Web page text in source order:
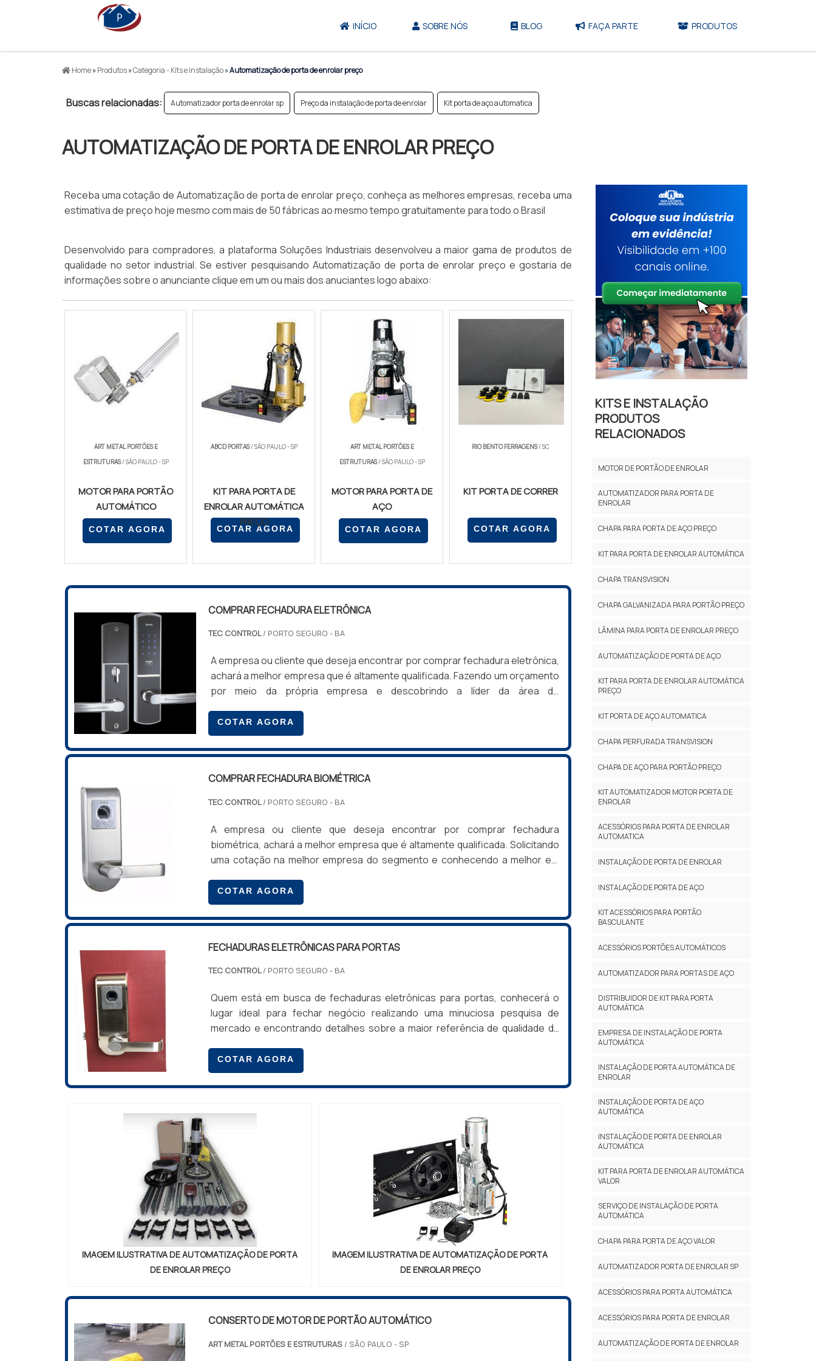
INÍCIO SOBRE NÓS BLOG FAÇA PARTE PRODUTOS
Home»Produtos»Categoria - Kits e Instalação»Automatização de porta de enrolar preço
Buscas relacionadas: Automatizador porta de enrolar sp Preço da instalação de porta de enrolar Kit porta de aço automatica
AUTOMATIZAÇÃO DE PORTA DE ENROLAR PREÇO
Receba uma cotação de Automatização de porta de enrolar preço, conheça as melhores empresas, receba uma
estimativa de preço hoje mesmo com mais de 50 fábricas ao mesmo tempo gratuitamente para todo o Brasil
Desenvolvido para compradores, a plataforma Soluções Industriais desenvolveu a maior gama de produtos de
qualidade no setor industrial. Se estiver pesquisando Automatização de porta de enrolar preço e gostaria de
informações sobre o anunciante clique em um ou mais dos anuciantes logo abaixo:
ART METAL PORTÕES E
ESTRUTURAS/ SÃO PAULO - SP
MOTOR PARA PORTÃO
AUTOMÁTICO
COTAR AGORA
ABCD PORTAS/ SÃO PAULO - SP
KIT PARA PORTA DE
ENROLAR AUTOMÁTICA
PREÇO
COTAR AGORA
ART METAL PORTÕES E
ESTRUTURAS/ SÃO PAULO - SP
MOTOR PARA PORTA DE
AÇO
COTAR AGORA
RIO BENTO FERRAGENS/ SC
KIT PORTA DE CORRER
COTAR AGORA
COMPRAR FECHADURA ELETRÔNICA
TEC CONTROL/ PORTO SEGURO - BA
A empresa ou cliente que deseja encontrar por comprar fechadura eletrônica,
achará a melhor empresa que é altamente qualificada. Fazendo um orçamento
por meio da própria empresa e descobrindo a líder da área de
profissionais da Tec Control irá encontrar ótima qualidade com solução
completa para equipar o apartamento do hotel.INFORMAÇÕES SOBRE
COMPRAR FECHADURA ELETRÔNICAA T...
COTAR AGORA
COMPRAR FECHADURA BIOMÉTRICA
TEC CONTROL/ PORTO SEGURO - BA
A empresa ou cliente que deseja encontrar por comprar fechadura
biométrica, achará a melhor empresa que é altamente qualificada. Solicitando
uma cotação na melhor empresa do segmento e conhecendo a melhor em
BIOMÉTRICASe alguém quer achar comprar fechadura biométrica em uma
empresa comprometida com seus serviços, encontra o site da Tec Control. A
empresa trabalha com cofre digital...
COTAR AGORA
FECHADURAS ELETRÔNICAS PARA PORTAS
TEC CONTROL/ PORTO SEGURO - BA
Quem está em busca de fechaduras eletrônicas para portas, conhecerá o
lugar ideal para fechar negócio realizando uma minuciosa pesquisa de
mercado e encontrando detalhes sobre a maior referência de qualidade da
com os profissionais da Tec Control o cliente encontrará excelente custo-
benefício com pagamento acessível.INFORMAÇÕES SOBRE AS FECHADURAS
ELETRÔNICAS PARA...
COTAR AGORA
IMAGEM ILUSTRATIVA DE AUTOMATIZAÇÃO DE PORTA
DE ENROLAR PREÇO
IMAGEM ILUSTRATIVA DE AUTOMATIZAÇÃO DE PORTA
DE ENROLAR PREÇO
CONSERTO DE MOTOR DE PORTÃO AUTOMÁTICO
ART METAL PORTÕES E ESTRUTURAS/ SÃO PAULO - SP
KITS E INSTALAÇÃO
PRODUTOS
RELACIONADOS
MOTOR DE PORTÃO DE ENROLAR
AUTOMATIZADOR PARA PORTA DE
ENROLAR
CHAPA PARA PORTA DE AÇO PREÇO
KIT PARA PORTA DE ENROLAR AUTOMÁTICA
CHAPA TRANSVISION
CHAPA GALVANIZADA PARA PORTÃO PREÇO
LÂMINA PARA PORTA DE ENROLAR PREÇO
AUTOMATIZAÇÃO DE PORTA DE AÇO
KIT PARA PORTA DE ENROLAR AUTOMÁTICA
PREÇO
KIT PORTA DE AÇO AUTOMATICA
CHAPA PERFURADA TRANSVISION
CHAPA DE AÇO PARA PORTÃO PREÇO
KIT AUTOMATIZADOR MOTOR PORTA DE
ENROLAR
ACESSÓRIOS PARA PORTA DE ENROLAR
AUTOMATICA
INSTALAÇÃO DE PORTA DE ENROLAR
INSTALAÇÃO DE PORTA DE AÇO
KIT ACESSÓRIOS PARA PORTÃO
BASCULANTE
ACESSÓRIOS PORTÕES AUTOMÁTICOS
AUTOMATIZADOR PARA PORTAS DE AÇO
DISTRIBUIDOR DE KIT PARA PORTA
AUTOMÁTICA
EMPRESA DE INSTALAÇÃO DE PORTA
AUTOMÁTICA
INSTALAÇÃO DE PORTA AUTOMÁTICA DE
ENROLAR
INSTALAÇÃO DE PORTA DE AÇO
AUTOMÁTICA
INSTALAÇÃO DE PORTA DE ENROLAR
AUTOMÁTICA
KIT PARA PORTA DE ENROLAR AUTOMÁTICA
VALOR
SERVIÇO DE INSTALAÇÃO DE PORTA
AUTOMÁTICA
CHAPA PARA PORTA DE AÇO VALOR
AUTOMATIZADOR PORTA DE ENROLAR SP
ACESSÓRIOS PARA PORTA AUTOMÁTICA
ACESSÓRIOS PARA PORTA DE ENROLAR
AUTOMATIZAÇÃO DE PORTA DE ENROLAR